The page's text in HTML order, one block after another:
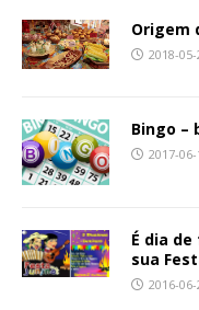
Origem
2018-05-
Bingo –
2017-
É dia
sua
2016-